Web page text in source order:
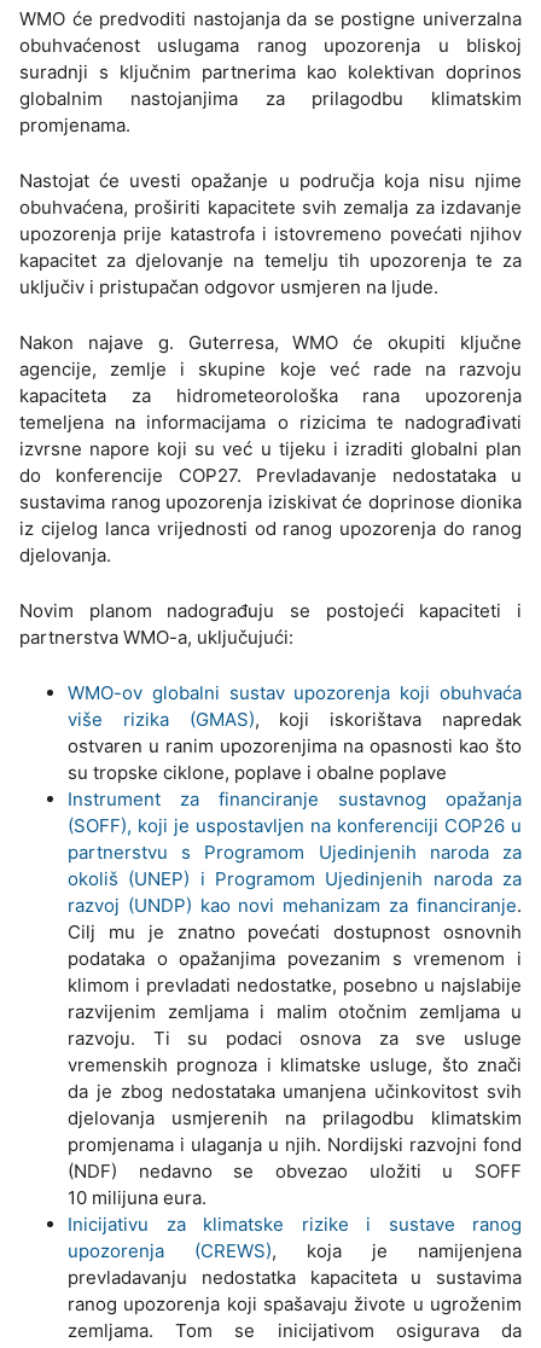
WMO će predvoditi nastojanja da se postigne univerzalna
obuhvaćenost uslugama ranog upozorenja u bliskoj
suradnji s ključnim partnerima kao kolektivan doprinos
globalnim nastojanjima za prilagodbu klimatskim
promjenama.
Nastojat će uvesti opažanje u područja koja nisu njime
obuhvaćena, proširiti kapacitete svih zemalja za izdavanje
upozorenja prije katastrofa i istovremeno povećati njihov
kapacitet za djelovanje na temelju tih upozorenja te za
uključiv i pristupačan odgovor usmjeren na ljude.
Nakon najave g. Guterresa, WMO će okupiti ključne
agencije, zemlje i skupine koje već rade na razvoju
kapaciteta za hidrometeorološka rana upozorenja
temeljena na informacijama o rizicima te nadograđivati
izvrsne napore koji su već u tijeku i izraditi globalni plan
do konferencije COP27. Prevladavanje nedostataka u
sustavima ranog upozorenja iziskivat će doprinose dionika
iz cijelog lanca vrijednosti od ranog upozorenja do ranog
djelovanja.
Novim planom nadograđuju se postojeći kapaciteti i
partnerstva WMO-a, uključujući:
WMO-ov globalni sustav upozorenja koji obuhvaća
više rizika (GMAS), koji iskorištava napredak
ostvaren u ranim upozorenjima na opasnosti kao što
su tropske ciklone, poplave i obalne poplave
Instrument za financiranje sustavnog opažanja
(SOFF), koji je uspostavljen na konferenciji COP26 u
partnerstvu s Programom Ujedinjenih naroda za
okoliš (UNEP) i Programom Ujedinjenih naroda za
razvoj (UNDP) kao novi mehanizam za financiranje.
Cilj mu je znatno povećati dostupnost osnovnih
podataka o opažanjima povezanim s vremenom i
klimom i prevladati nedostatke, posebno u najslabije
razvijenim zemljama i malim otočnim zemljama u
razvoju. Ti su podaci osnova za sve usluge
vremenskih prognoza i klimatske usluge, što znači
da je zbog nedostataka umanjena učinkovitost svih
djelovanja usmjerenih na prilagodbu klimatskim
promjenama i ulaganja u njih. Nordijski razvojni fond
(NDF) nedavno se obvezao uložiti u SOFF
10 milijuna eura.
Inicijativu za klimatske rizike i sustave ranog
upozorenja (CREWS), koja je namijenjena
prevladavanju nedostatka kapaciteta u sustavima
ranog upozorenja koji spašavaju živote u ugroženim
zemljama. Tom se inicijativom osigurava da